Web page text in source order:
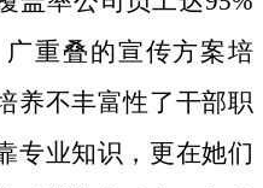
重叠的宣传方案培
养不丰富性了干部职
专业知识，更在她们